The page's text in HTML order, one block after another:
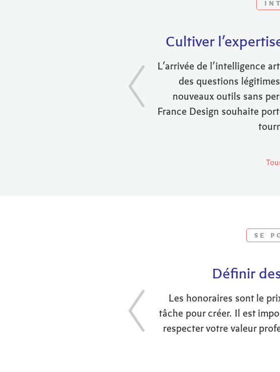
Cultiver
L’arrivée de l’intelligence
des questions
nouveaux outils sans
France Design souhaite
SE
Définir
Les honoraires sont le
tâche pour créer. Il est
respecter votre valeur